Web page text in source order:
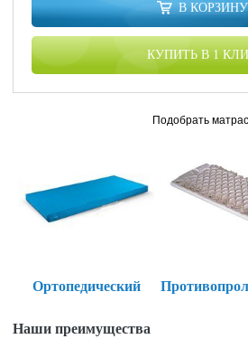
В КОРЗИНУ
КУПИТЬ В 1
Подобрать
Ортопедический
Наши преимущества